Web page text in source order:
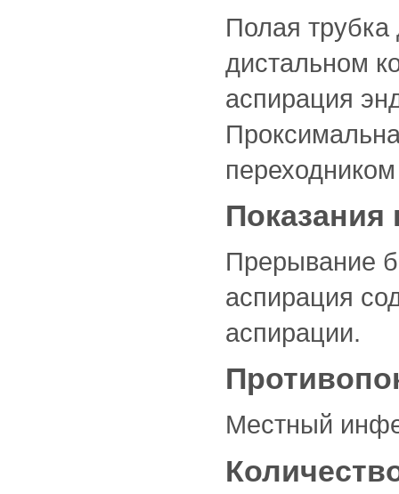
Полая
дистальном
аспирация
Прерывание
аспирация
аспирации.
Местный